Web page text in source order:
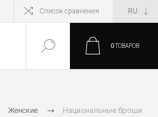
Список сравнения
0ТОВАРОВ
Женские Национальные броши